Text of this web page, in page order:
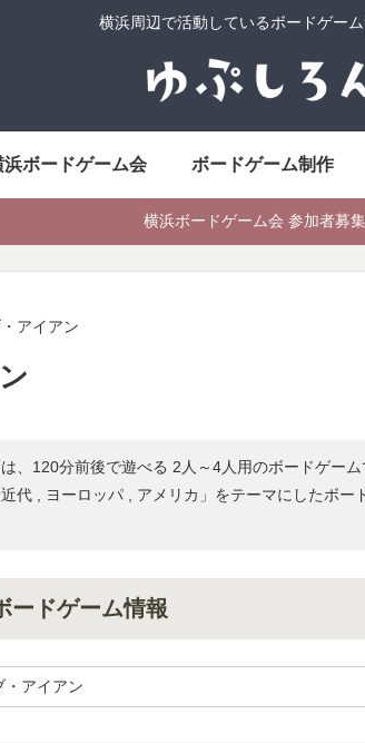
横浜周辺で活動しているボードゲー
浜ボードゲーム会 ボードゲーム制作
横浜ボードゲーム会 参加者募
アイアン
、120分前後で遊べる 2人～4人用のボードゲーム
代 , ヨーロッパ , アメリカ 」をテーマにしたボー
ードゲーム情報
・アイアン